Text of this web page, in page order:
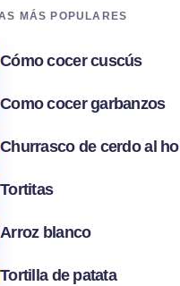
MÁS POPULARES
Cómo cocer cuscús
Como cocer garbanzos
Churrasco de cerdo al
Tortitas
Arroz blanco
Tortilla de patata